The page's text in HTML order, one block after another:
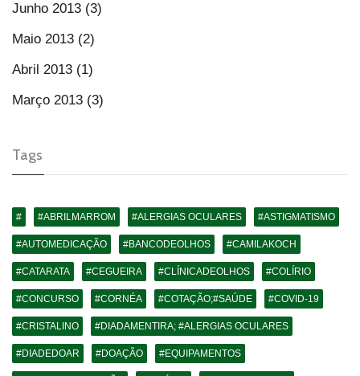
Junho 2013 (3)
Maio 2013 (2)
Abril 2013 (1)
Março 2013 (3)
Tags
# #ABRILMARROM #ALERGIAS OCULARES #ASTIGMATISMO
#AUTOMEDICAÇÃO #BANCODEOLHOS #CAMILAKOCH
#CATARATA #CEGUEIRA #CLÍNICADEOLHOS #COLÍRIO
#CONCURSO #CORNÉA #COTAÇÃO;#SAÚDE #COVID-19
#CRISTALINO #DIADAMENTIRA; #ALERGIAS OCULARES
#DIADEDOAR #DOAÇÃO #EQUIPAMENTOS